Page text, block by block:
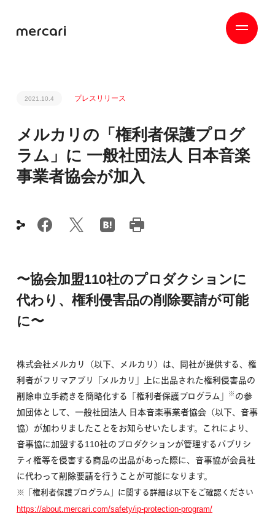
2021.10.4 プレスリリース
メルカリの「権利者保護プログ
ラム」に 一般社団法人 日本音楽
事業者協会が加入
〜協会加盟110社のプロダクションに
代わり、権利侵害品の削除要請が可能
に〜
株式会社メルカリ（以下、メルカリ）は、同社が提供する、権
利者がフリマアプリ「メルカリ」上に出品された権利侵害品の
削除申立手続きを簡略化する「権利者保護プログラム」
※ の参
加団体として、一般社団法人 日本音楽事業者協会（以下、音事
協）が加わりましたことをお知らせいたします。これにより、
音事協に加盟する110社のプロダクションが管理するパブリシ
ティ権等を侵害する商品の出品があった際に、音事協が会員社
に代わって削除要請を行うことが可能になります。
※「権利者保護プログラム」に関する詳細は以下をご確認ください
https://about.mercari.com/safety/ip-protection-program/